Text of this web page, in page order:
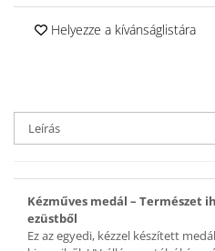
Bokalánc
Karperec
Karperec
Kitűző
Gyöngy / Talizmán
Haj kiegészítők
Havasi gyopár ékszerek
Helyezze a kívánságlistára
Leírás
Kézműves medál – Természet
ezüstből
Ez az egyedi, kézzel készített